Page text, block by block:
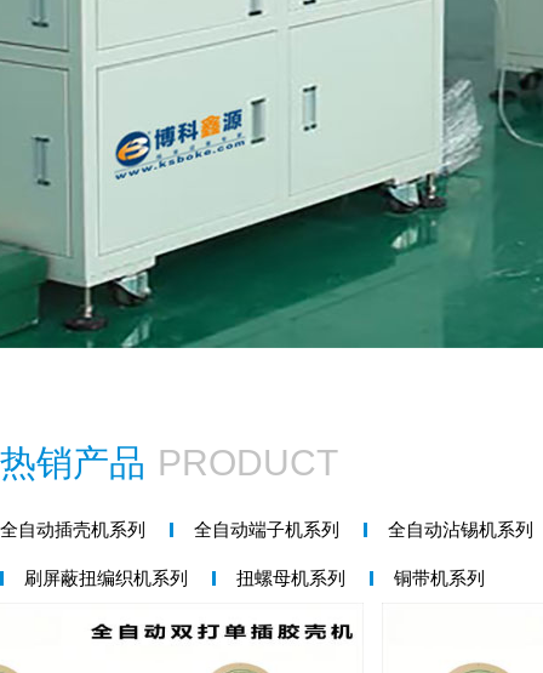
热销产品 PRODUCT
全自动插壳机系列 全自动端子机系列 全自动沾锡机系列
刷屏蔽扭编织机系列 扭螺母机系列 铜带机系列